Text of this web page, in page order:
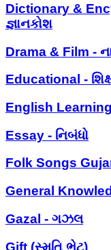
Dictionary &
જ્ઞાનકોશ
Drama & Film -
Educational -
English
Essay - નિબંધો
Folk Songs
General
Gazal - ગઝલ
Gift (સ્મૃતિ ભેટ)